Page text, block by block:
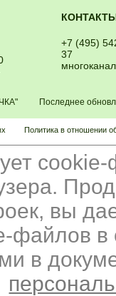
+7 (495)
37
Последнее
Политика в отношении
вы
файлов в
в